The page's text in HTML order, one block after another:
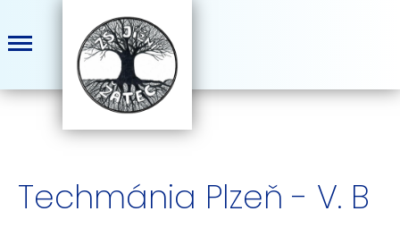
Techmánia Plzeň - V. B